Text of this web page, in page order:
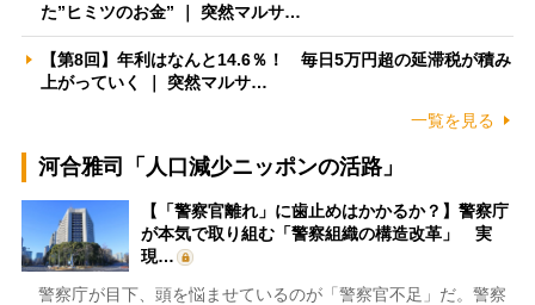
た”ヒミツのお金” ｜ 突然マルサ…
【第8回】年利はなんと14.6％！ 毎日5万円超の延滞税が積み
上がっていく ｜ 突然マルサ…
一覧を見る
河合雅司「人口減少ニッポンの活路」
【「警察官離れ」に歯止めはかかるか？】警察庁
が本気で取り組む「警察組織の構造改革」 実
現…
警察庁が目下、頭を悩ませているのが「警察官不足」だ。警察